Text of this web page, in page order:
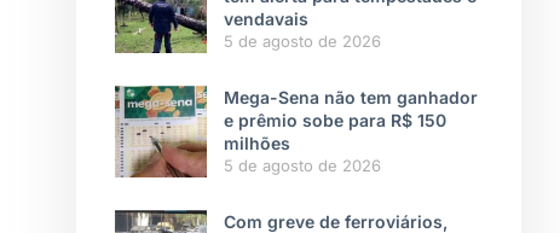
vendavais
5 de agosto de 2026
Mega-Sena não tem ganhador
e prêmio sobe para R$ 150
milhões
5 de agosto de 2026
Com greve de ferroviários,